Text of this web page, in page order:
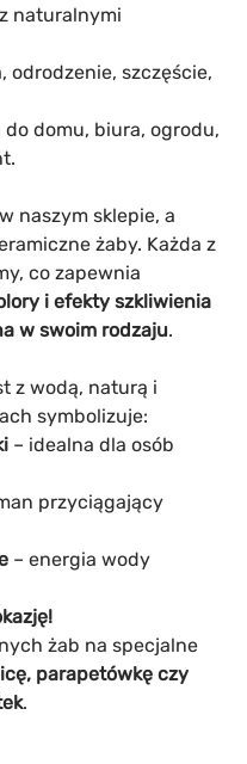
naturalnymi
odrodzenie, szczęście,
do domu, biura, ogrodu,
naszym sklepie, a
żaby. Każda z
co zapewnia
i efekty szkliwienia
w swoim rodzaju.
z wodą, naturą i
symbolizuje:
– idealna dla osób
przyciągający
– energia wody
żab na specjalne
parapetówkę czy
.